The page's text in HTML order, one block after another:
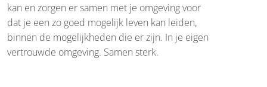
kan en zorgen er samen met je omgeving voor
dat je een zo goed mogelijk leven kan leiden,
binnen de mogelijkheden die er zijn. In je eigen
vertrouwde omgeving. Samen sterk.